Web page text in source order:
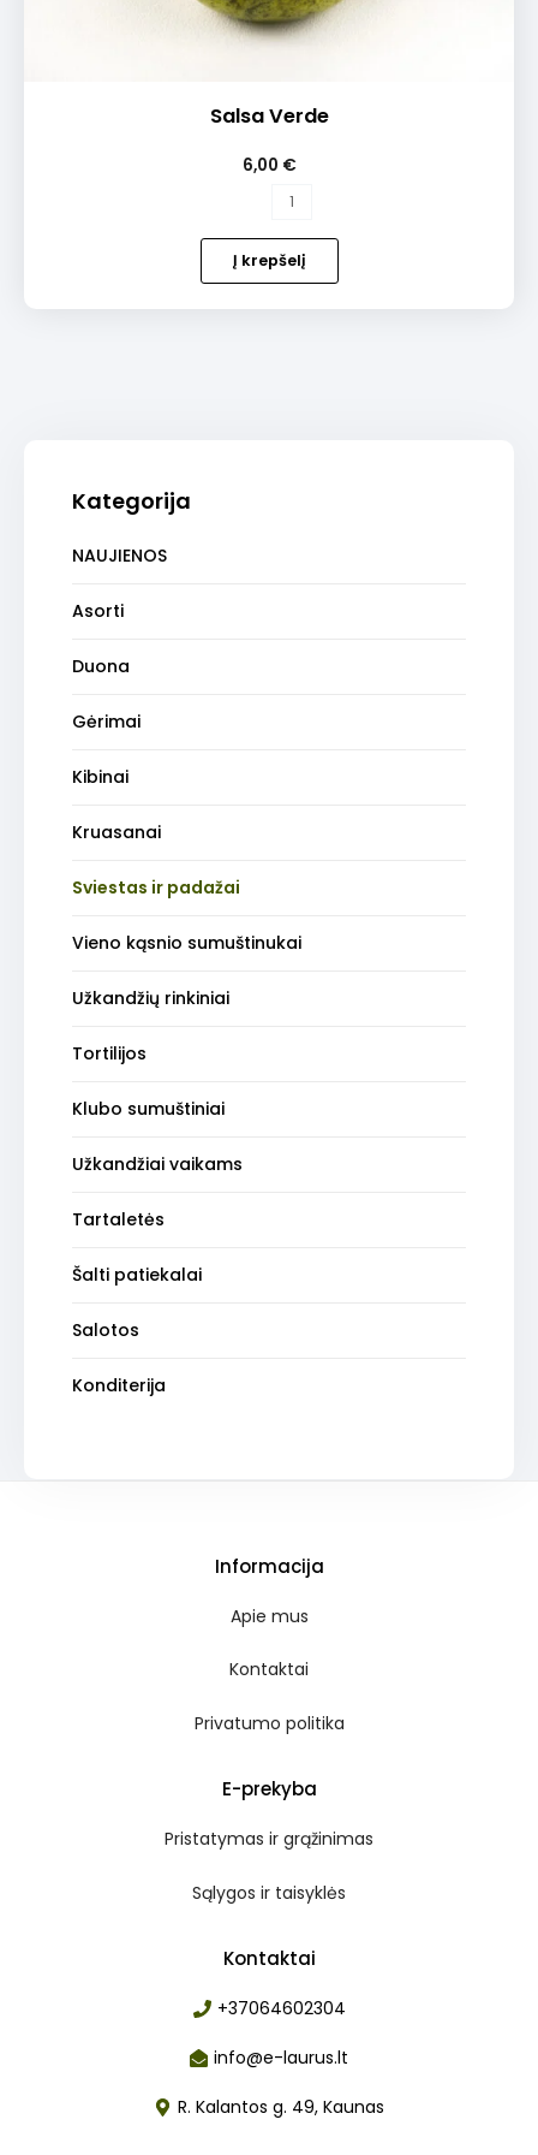
Kategorija
NAUJIENOS
Asorti
Duona
Gėrimai
Kibinai
Kruasanai
Sviestas ir padažai
Vieno kąsnio sumuštinukai
Užkandžių rinkiniai
Tortilijos
Klubo sumuštiniai
Užkandžiai vaikams
Tartaletės
Šalti patiekalai
Salotos
Konditerija
Salsa Verde
6,00 €
produkto
Salsa
Verde
Į krepšelį
Informacija
Apie mus
Kontaktai
Privatumo politika
E-prekyba
Pristatymas ir grąžinimas
Sąlygos ir taisyklės
Kontaktai
+37064602304
info@e-laurus.lt
R. Kalantos g. 49, Kaunas